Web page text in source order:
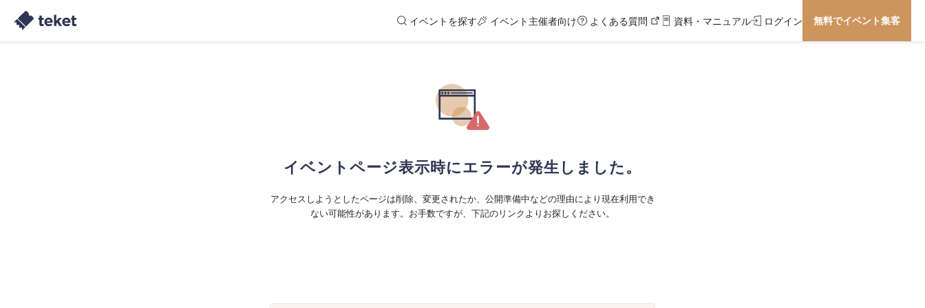
イベントを探す イベント主催者向け よくある質問 資料・マニュアル ログイン 無料でイベント集客
イベントページ表示時にエラーが発生しました。
アクセスしようとしたページは削除、変更されたか、公開準備中などの理由により現在利用でき
ない可能性があります。お手数ですが、下記のリンクよりお探しください。